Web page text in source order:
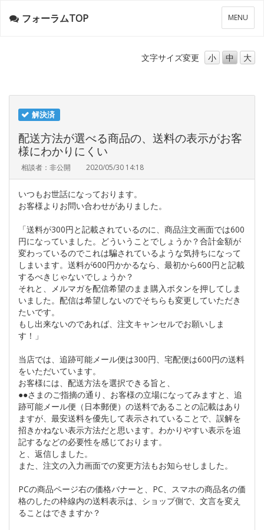
メ
ニ
ー
MENU
フォーラムTOP
文字サイズ変更 小 中 大
解決済
配送方法が選べる商品の、送料の表示がお客
様にわかりにくい
相談者：非公開 2020/05/30 14:18
いつもお世話になっております。
お客様よりお問い合わせがありました。
「送料が300円と記載されているのに、商品注文画面では600
円になっていました。どういうことでしょうか？合計金額が
変わっているのでこれは騙されているような気持ちになって
しまいます。送料が600円かかるなら、最初から600円と記載
するべきじゃないでしょうか？
それと、メルマガを配信希望のまま購入ボタンを押してしま
いました。配信は希望しないのでそちらも変更していただき
たいです。
もし出来ないのであれば、注文キャンセルでお願いしま
す！」
当店では、追跡可能メール便は300円、宅配便は600円の送料
をいただいています。
お客様には、配送方法を選択できる旨と、
●●さまのご指摘の通り、お客様の立場になってみますと、追
跡可能メール便（日本郵便）の送料であることの記載はあり
ますが、最安送料を優先して表示されていることで、誤解を
招きかねない表示方法だと思います。わかりやすい表示を追
記するなどの必要性を感じております。
と、返信しました。
また、注文の入力画面での変更方法もお知らせしました。
PCの商品ページ右の価格バナーと、PC、スマホの商品名の価
格のしたの枠線内の送料表示は、ショップ側で、文言を変え
ることはできますか？